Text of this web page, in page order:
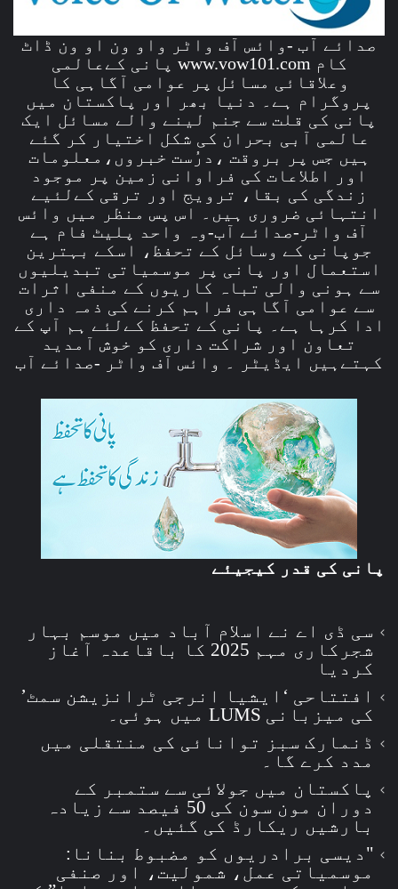
صدائے آب -وائس آف واٹر واو ون او ون ڈاٹ
کام www.vow101.com پانی کےعالمی
وعلاقائی مسائل پر عوامی آگاہی کا
پروگرام ہے۔ دنیا بھر اور پاکستان میں
پانی کی قلت سے جنم لینے والے مسائل ایک
عالمی آبی بحران کی شکل اختیار کر گئے
ہیں جس پر بروقت ،درُست خبروں،معلومات
اور اطلاعات کی فراوانی زمین پر موجود
زندگی کی بقا، ترویج اور ترقی کےلئیے
انتہائی ضروری ہیں۔ اس پس منظر میں وائس
آف واٹر-صدائے آب-وہ واحد پلیٹ فام ہے
جوپانی کے وسائل کے تحفظ، اسکے بہترین
استعمال اور پانی پر موسمیاتی تبدیلیوں
سے ہونی والی تباہ کاریوں کے منفی اثرات
سے عوامی آگاہی فراہم کرنے کی ذمہ داری
ادا کرہا ہے۔ پانی کے تحفظ کےلئے ہم آپ کے
تعاون اور شراکت داری کو خوش آمدید
کہتےہیں ایڈیٹر ۔ وائس آف واٹر -صدائے آب
پانی کی قدر کیجیئے
سی ڈی اے نے اسلام آباد میں موسم بہار
شجرکاری مہم 2025 کا باقاعدہ آغاز
کردیا
افتتاحی ‘ایشیا انرجی ٹرانزیشن سمٹ’
کی میزبانی LUMS میں ہوئی۔
ڈنمارک سبز توانائی کی منتقلی میں
مدد کرے گا۔
پاکستان میں جولائی سے ستمبر کے
دوران مون سون کی 50 فیصد سے زیادہ
بارشیں ریکارڈ کی گئیں۔
"دیسی برادریوں کو مضبوط بنانا:
موسمیاتی عمل، شمولیت، اور صنفی